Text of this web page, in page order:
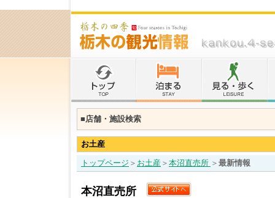
■店舗・施設検索
お土産
トップページ ＞ お土産 ＞ 本沼直売所 ＞ 最新情報
本沼直売所